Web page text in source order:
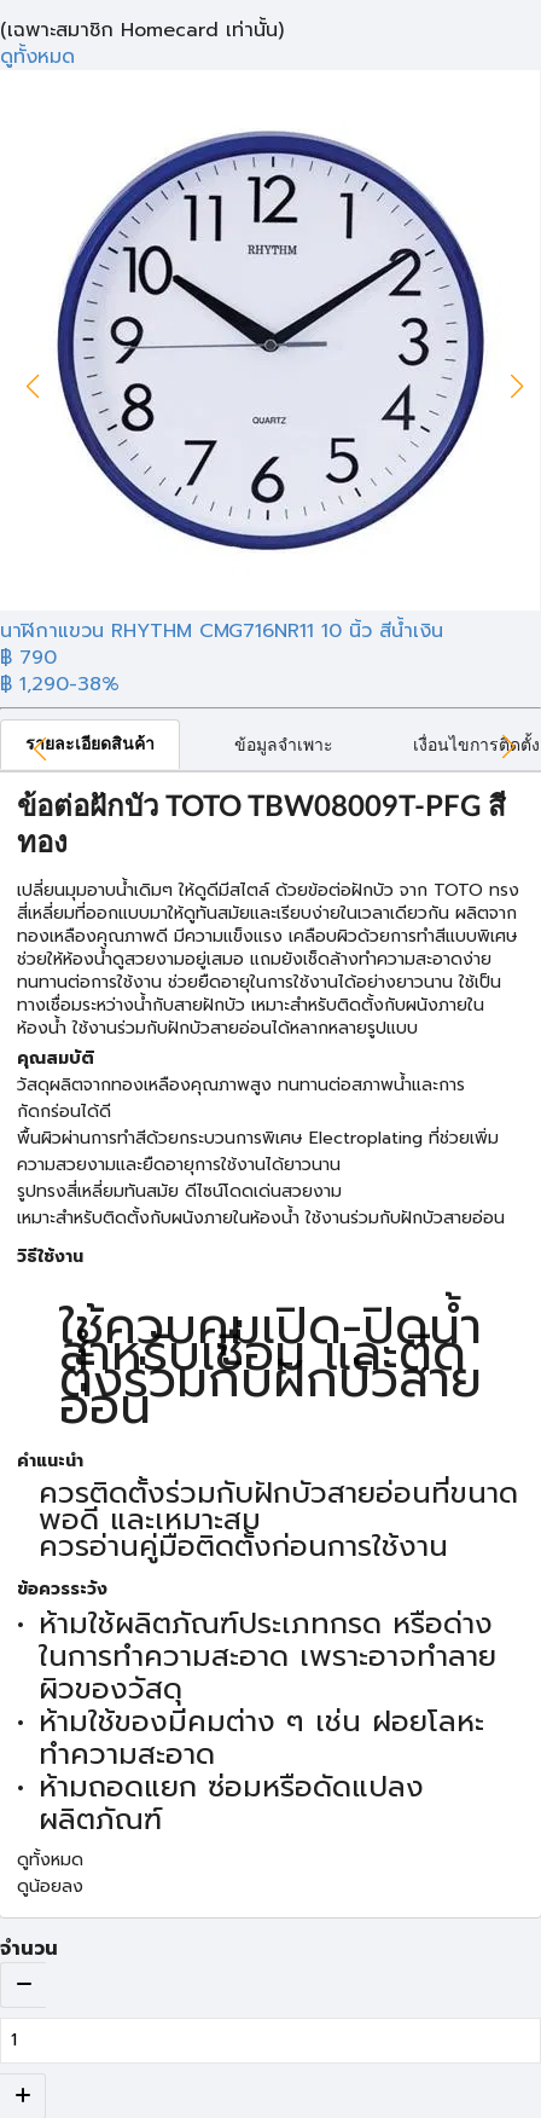
(เฉพาะสมาชิก Homecard เท่านั้น)
ดูทั้งหมด
นาฬิกาแขวน RHYTHM CMG716NR11 10 นิ้ว สีน้ำเงิน
฿ 790
฿ 1,290-38%
รายละเอียดสินค้า ข้อมูลจำเพาะ เงื่อนไขการติดตั้ง
ข้อต่อฝักบัว TOTO TBW08009T-PFG สี
ทอง
เปลี่ยนมุมอาบน้ำเดิมๆ ให้ดูดีมีสไตล์ ด้วยข้อต่อฝักบัว จาก TOTO ทรง
สี่เหลี่ยมที่ออกแบบมาให้ดูทันสมัยและเรียบง่ายในเวลาเดียวกัน ผลิตจาก
ทองเหลืองคุณภาพดี มีความแข็งแรง เคลือบผิวด้วยการทําสีแบบพิเศษ
ช่วยให้ห้องน้ำดูสวยงามอยู่เสมอ แถมยังเช็ดล้างทำความสะอาดง่าย
ทนทานต่อการใช้งาน ช่วยยืดอายุในการใช้งานได้อย่างยาวนาน ใช้เป็น
ทางเชื่อมระหว่างน้ำกับสายฝักบัว เหมาะสำหรับติดตั้งกับผนังภายใน
ห้องน้ำ ใช้งานร่วมกับฝักบัวสายอ่อนได้หลากหลายรูปแบบ
คุณสมบัติ
วัสดุผลิตจากทองเหลืองคุณภาพสูง ทนทานต่อสภาพน้ำและการ
กัดกร่อนได้ดี
พื้นผิวผ่านการทําสีด้วยกระบวนการพิเศษ Electroplating ที่ช่วยเพิ่ม
ความสวยงามและยืดอายุการใช้งานได้ยาวนาน
รูปทรงสี่เหลี่ยมทันสมัย ดีไซน์โดดเด่นสวยงาม
เหมาะสำหรับติดตั้งกับผนังภายในห้องน้ำ ใช้งานร่วมกับฝักบัวสายอ่อน
วิธีใช้งาน
ใช้ควบคุมเปิด-ปิดน้ำ
สำหรับเชื่อม และติด
ตั้งร่วมกับฝักบัวสาย
อ่อน
คำแนะนำ
ควรติดตั้งร่วมกับฝักบัวสายอ่อนที่ขนาด
พอดี และเหมาะสม
ควรอ่านคู่มือติดตั้งก่อนการใช้งาน
ข้อควรระวัง
ห้ามใช้ผลิตภัณฑ์ประเภทกรด หรือด่าง
ในการทำความสะอาด เพราะอาจทำลาย
ผิวของวัสดุ
ห้ามใช้ของมีคมต่าง ๆ เช่น ฝอยโลหะ
ทำความสะอาด
ห้ามถอดแยก ซ่อมหรือดัดแปลง
ผลิตภัณฑ์
ดูทั้งหมด
ดูน้อยลง
จำนวน